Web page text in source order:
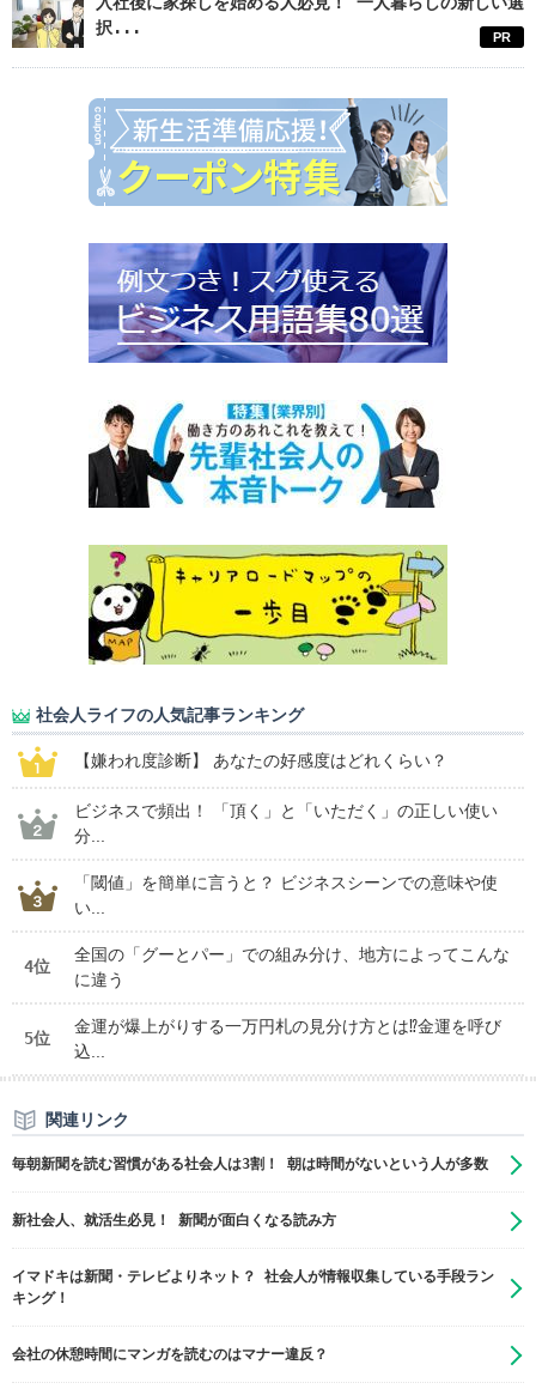
択...
PR
社会人ライフの人気記事ランキング
【嫌われ度診断】 あなたの好感度はどれくらい？
ビジネスで頻出！ 「頂く」と「いただく」の正しい使い
分...
「閾値」を簡単に言うと？ ビジネスシーンでの意味や使
い...
4位
全国の「グーとパー」での組み分け、地方によってこんな
に違う
5位
金運が爆上がりする一万円札の見分け方とは⁉金運を呼び
込...
関連リンク
毎朝新聞を読む習慣がある社会人は3割！ 朝は時間がないという人が多数
新社会人、就活生必見！ 新聞が面白くなる読み方
イマドキは新聞・テレビよりネット？ 社会人が情報収集している手段ラン
キング！
会社の休憩時間にマンガを読むのはマナー違反？